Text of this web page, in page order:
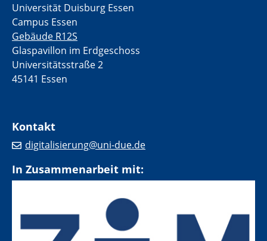
Universität Duisburg Essen
Campus Essen
Gebäude R12S
Glaspavillon im Erdgeschoss
Universitätsstraße 2
45141 Essen
Kontakt
digitalisierung@uni-due.de
In Zusammenarbeit mit: